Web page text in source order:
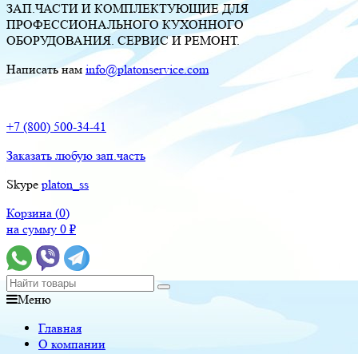
ЗАП.ЧАСТИ И КОМПЛЕКТУЮЩИЕ ДЛЯ
ПРОФЕССИОНАЛЬНОГО КУХОННОГО
ОБОРУДОВАНИЯ. СЕРВИС И РЕМОНТ.
Написать нам info@platonservice.com
+7 (800) 500-34-41
Заказать любую зап.часть
Skype platon_ss
Корзина (0)
на сумму 0 ₽
Меню
Главная
О компании